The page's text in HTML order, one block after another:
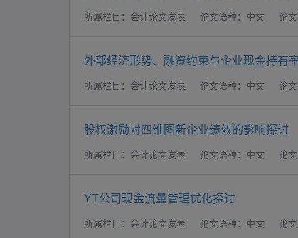
所属栏目：会计论文发表 论文语种：中文 论
外部经济形势、融资约束与企业现金持有
所属栏目：会计论文发表 论文语种：中文 论
股权激励对四维图新企业绩效的影响探讨
所属栏目：会计论文发表 论文语种：中文 论
YT公司现金流量管理优化探讨
所属栏目：会计论文发表 论文语种：中文 论